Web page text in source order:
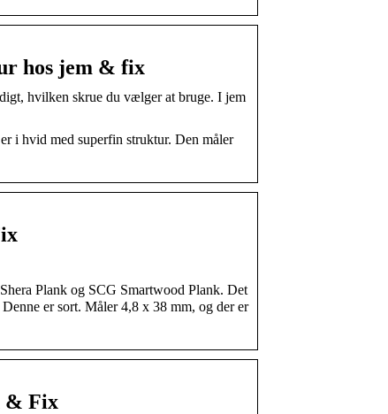
hos jem & fix
hvilken skrue du vælger at bruge. I jem
i hvid med superfin struktur. Den måler
Plank og SCG Smartwood Plank. Det
er sort. Måler 4,8 x 38 mm, og der er
& Fix